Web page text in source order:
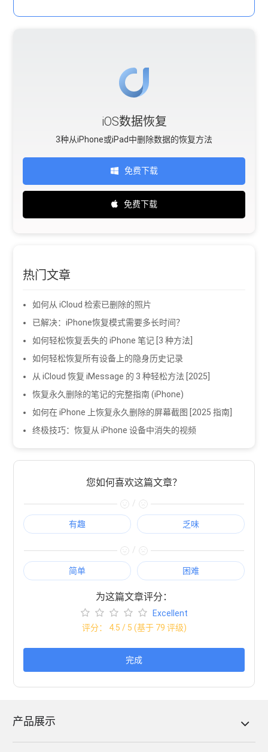
iOS数据恢复
3种从iPhone或iPad中删除数据的恢复方法
免费下载
免费下载
热门文章
如何从 iCloud 检索已删除的照片
已解决：iPhone恢复模式需要多长时间？
如何轻松恢复丢失的 iPhone 笔记 [3 种方法]
如何轻松恢复所有设备上的隐身历史记录
从 iCloud 恢复 iMessage 的 3 种轻松方法 [2025]
恢复永久删除的笔记的完整指南 (iPhone)
如何在 iPhone 上恢复永久删除的屏幕截图 [2025 指南]
终极技巧：恢复从 iPhone 设备中消失的视频
您如何喜欢这篇文章？
/
有趣 乏味
/
简单 困难
为这篇文章评分：
Excellent
评分： 4.5 / 5 (基于 79 评级)
完成
产品展示